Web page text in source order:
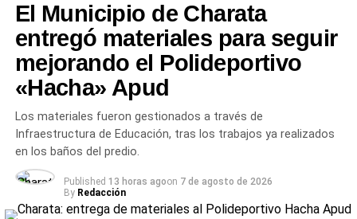
TEMAS RELACIONADOS CANALES CHARATA
LIMPIEZA URBANA
MUNICIPIO DE CHARATA
OBRAS PÚBLICAS
PREVENCIÓN LLUVIAS RUBÉN RACH
ACTUALIDAD
La diputada Chomiak de Charata recorrió el
Impenetrable y dialogó con comunidades wichí
en Misión Nueva Pompeya
Rach acompañó la renovación de la UCR del
Chaco y renovó su respaldo al liderazgo de Zdero
El Municipio de Charata
entregó materiales para seguir
mejorando el Polideportivo
«Hacha» Apud
Los materiales fueron gestionados a través de
Infraestructura de Educación, tras los trabajos ya realizados
en los baños del predio.
Published 13 horas agoon 7 de agosto de 2026
By Redacción